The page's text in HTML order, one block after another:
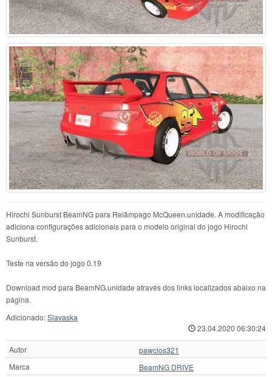
Hirochi Sunburst BeamNG para Relâmpago McQueen.unidade. A modificação
adiciona configurações adicionais para o modelo original do jogo Hirochi
Sunburst.
Teste na versão do jogo 0.19
Download mod para BeamNG.unidade através dos links localizados abaixo na
página.
Adicionado:Slavaska
23.04.2020 06:30:24
Autor
pawcios321
Marca
BeamNG DRIVE